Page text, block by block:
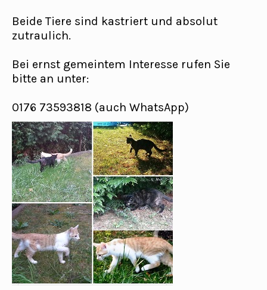
Beide Tiere sind kastriert und absolut
zutraulich.
Bei ernst gemeintem Interesse rufen Sie
bitte an unter:
0176 73593818 (auch WhatsApp)